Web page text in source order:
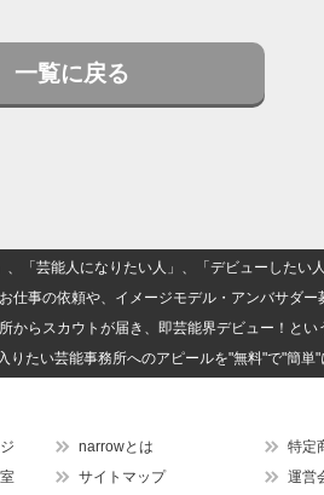
一覧に戻る
「芸能人になりたい人」、「デビューしたい
事の依頼や、イメージモデル・アンバサダー
からスカウトが届き、即芸能界デビュー！とい
たい芸能事務所へのアピールを"無料"で"簡単"
narrowとは
サイトマップ
特定
運営